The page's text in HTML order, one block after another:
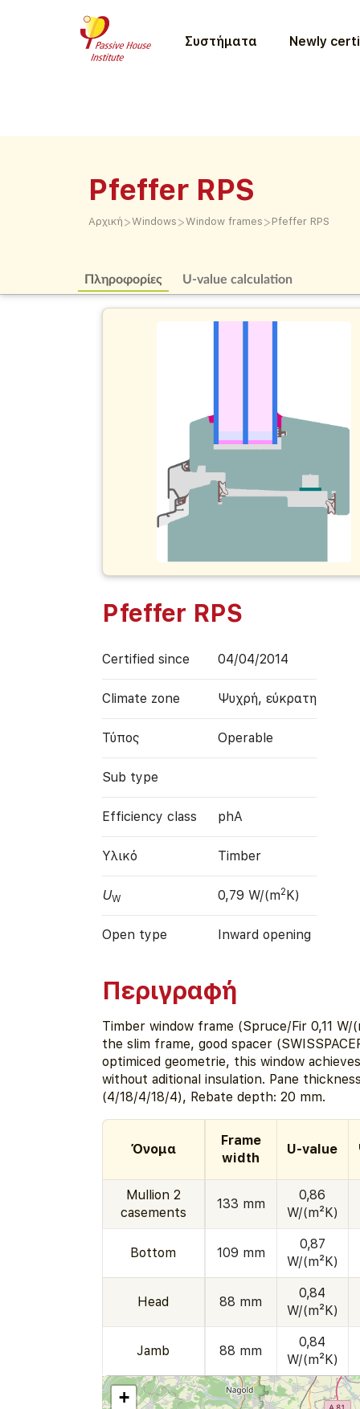
Συστήματα Newly
Pfeffer RPS
Αρχική >Windows >Window frames > Pfeffer RPS
Πληροφορίες U-value calculation
Pfeffer RPS
Certified since 04/04/2014
Climate zone Ψυχρή, εύκρατη
Τύπος Operable
Sub type
Efficiency class phA
Υλικό Timber
UW 0,79 W/(m2K)
Open type Inward opening
Περιγραφή
Timber window frame (Spruce/Fir 0,11 W/
the slim frame, good spacer
optimiced geometrie, this window
without aditional insulation. Pane
(4/18/4/18/4), Rebate depth: 20 mm.
Όνομα
Frame
width
U-value
Mullion 2
casements
133 mm
0,86
W/(m²K)
Bottom 109 mm
0,87
W/(m²K)
Head 88 mm
0,84
W/(m²K)
Jamb 88 mm
0,84
W/(m²K)
+